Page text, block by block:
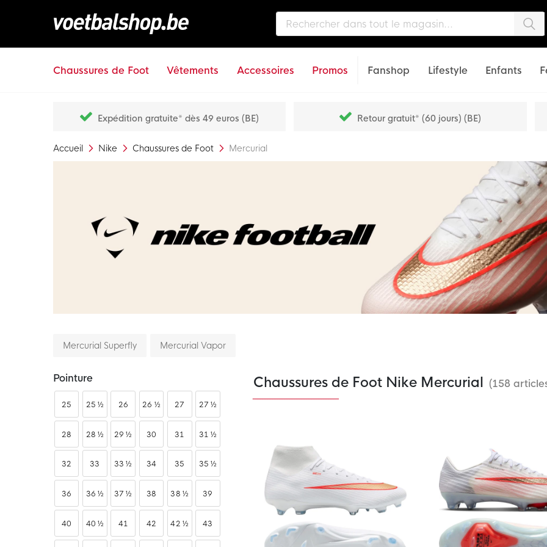
Chaussures de Foot Vêtements Accessoires Promos Fanshop Lifestyle Enfants
Expédition gratuite* dès 49 euros (BE) Retour gratuit* (60 jours) (BE)
Accueil Nike Chaussures de Foot Mercurial
Mercurial Superfly Mercurial Vapor
Chaussures de Foot Nike Mercurial (158
Pointure
25 25 ½ 26 26 ½ 27 27 ½
28 28 ½ 29 ½ 30 31 31 ½
32 33 33 ½ 34 35 35 ½
36 36 ½ 37 ½ 38 38 ½ 39
40 40 ½ 41 42 42 ½ 43